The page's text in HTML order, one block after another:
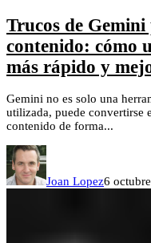
Trucos de
contenido: cómo
más rápido y
Gemini no es solo una
utilizada, puede convertirse
contenido de forma...
Joan Lopez6